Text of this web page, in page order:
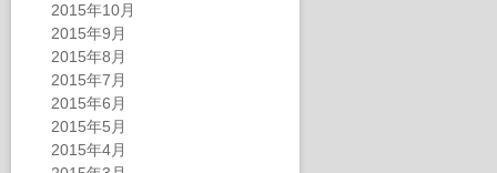
2015年10月
2015年9月
2015年8月
2015年7月
2015年6月
2015年5月
2015年4月